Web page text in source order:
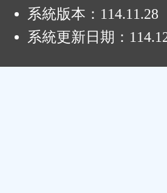
系統版本： 114.11.28
系統更新日期：